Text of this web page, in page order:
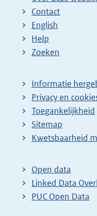
Contact
English
Help
Zoeken
Informatie
Privacy en
Toegankelijkheid
Sitemap
E
t
e
r
Kwetsbaarheid
Open data
Linked Data
PUC Open Data